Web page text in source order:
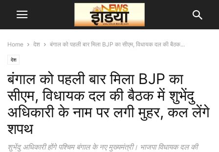
Home देश बंगाल को पहली बार मिला BJP का सीएम, विधायक दल की बैठक...
देश
बंगाल को पहली बार मिला BJP का
सीएम, विधायक दल की बैठक में शुभेंदु
अधिकारी के नाम पर लगी मुहर, कल लेंगे
शपथ
शुभेंदु अधिकारी होंगे पश्चिम बंगाल के नए मुख्यमंत्री। भाजपा विधायक दल की